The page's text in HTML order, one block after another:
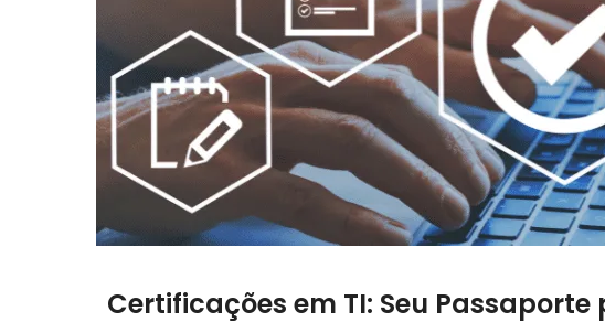
Certificações em TI: Seu Passaporte